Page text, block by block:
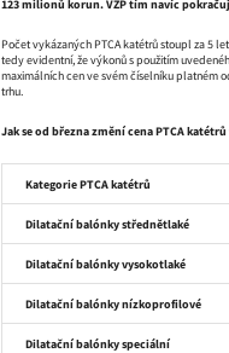
123 milionů korun. VZP tím navíc
Počet vykázaných PTCA katétrů stoupl za 5
tedy evidentní, že výkonů s použitím
maximálních cen ve svém číselníku platném
trhu.
Jak se od března změní cena PTCA
Kategorie PTCA katétrů
Dilatační balónky střednětlaké
Dilatační balónky vysokotlaké
Dilatační balónky nízkoprofilové
Dilatační balónky speciální